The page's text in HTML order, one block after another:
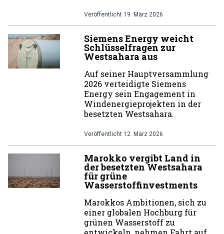
Veröffentlicht 19. März 2026
Siemens Energy weicht
Schlüsselfragen zur
Westsahara aus
Auf seiner Hauptversammlung
2026 verteidigte Siemens
Energy sein Engagement in
Windenergieprojekten in der
besetzten Westsahara.
Veröffentlicht 12. März 2026
Marokko vergibt Land in
der besetzten Westsahara
für grüne
Wasserstoffinvestments
Marokkos Ambitionen, sich zu
einer globalen Hochburg für
grünen Wasserstoff zu